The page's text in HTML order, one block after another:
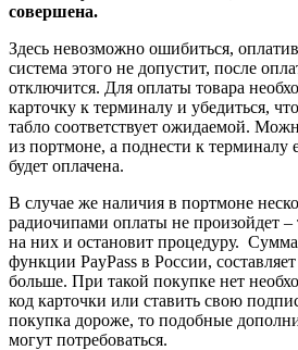
совершена.
Здесь невозможно ошибиться,
система этого не допустит, после
отключится. Для оплаты товара
карточку к терминалу и убедиться,
табло соответствует ожидаемой.
из портмоне, а поднести к терминалу
будет оплачена.
В случае же наличия в портмоне
радиочипами оплаты не произойдет –
на них и остановит процедуру.
функции PayPass в России,
больше. При такой покупке нет
код карточки или ставить свою
покупка дороже, то подобные
могут потребоваться.